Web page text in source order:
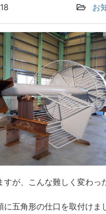
お
すが、こんな難しく変わっ
に五角形の仕口を取付けま